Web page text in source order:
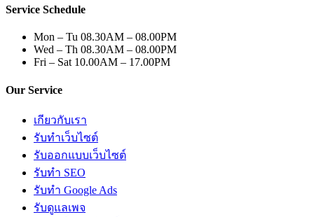
Service Schedule
Mon – Tu 08.30AM – 08.00PM
Wed – Th 08.30AM – 08.00PM
Fri – Sat 10.00AM – 17.00PM
Our Service
เกียวกับเรา
รับทำเว็บไซต์
รับออกแบบเว็บไซต์
รับทำ SEO
รับทำ Google Ads
รับดูแลเพจ